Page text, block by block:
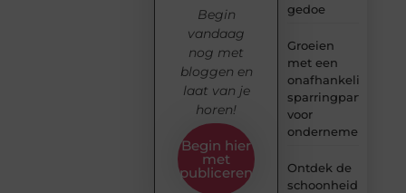
gedoe
Groeien
met een
onafhankelijke
sparringpartner
voor
ondernemers
Ontdek de
schoonheid
Begin
vandaag
nog met
bloggen en
laat van je
horen!
Begin hier
met
publiceren